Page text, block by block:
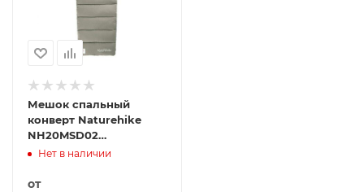
Мешок спальный
конверт Naturehike
NH20MSD02
водоотталкивающий с
6927595748145
Нет в наличии
от